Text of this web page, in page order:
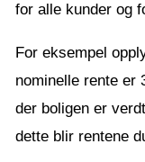
for alle kunder og
For eksempel
nominelle rente er
der boligen er
dette blir rentene